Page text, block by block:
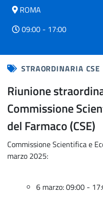
ROMA
09:00 - 17:00
STRAORDINARIA CSE
Riunione
Commissione
del Farmaco (CSE)
Commissione Scientifica e
marzo 2025:
6 marzo: 09:00 -